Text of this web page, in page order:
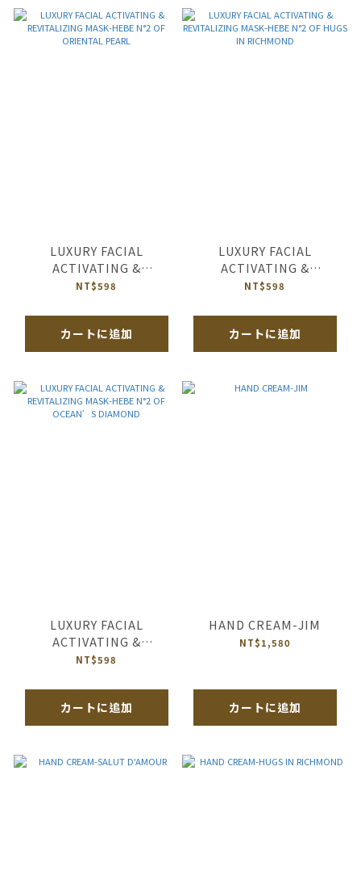
LUXURY FACIAL
ACTIVATING &
REVITALIZING MASK-
PEARL
NT$598
カートに追加
LUXURY FACIAL
ACTIVATING &
REVITALIZING MASK-
RICHMOND
NT$598
カートに追加
LUXURY FACIAL
ACTIVATING &
REVITALIZING MASK-
DIAMOND
NT$598
カートに追加
HAND CREAM-JIM
NT$1,580
カートに追加